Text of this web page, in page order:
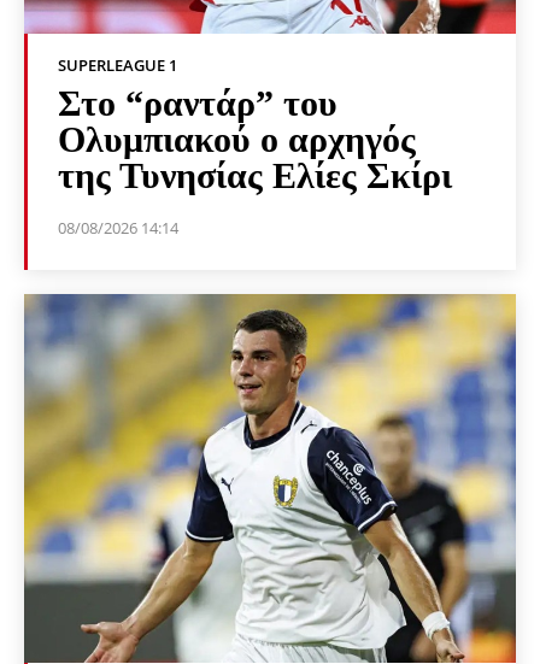
SUPERLEAGUE 1
Στο “ραντάρ” του
Ολυμπιακού ο αρχηγός
της Τυνησίας Ελίες Σκίρι
08/08/2026 14:14